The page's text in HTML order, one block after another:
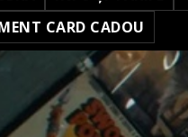
CARD CADOU